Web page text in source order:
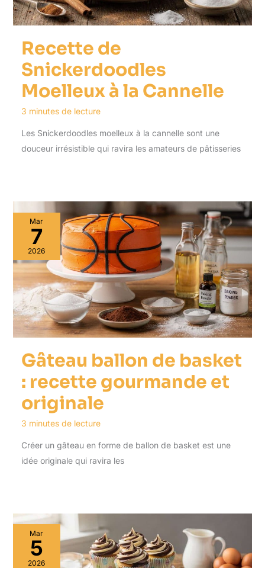
Recette de
Snickerdoodles
Moelleux à la Cannelle
3 minutes de lecture
Les Snickerdoodles moelleux à la cannelle sont une
douceur irrésistible qui ravira les amateurs de pâtisseries
Mar
7
2026
Gâteau ballon de basket
: recette gourmande et
originale
3 minutes de lecture
Créer un gâteau en forme de ballon de basket est une
idée originale qui ravira les
Mar
5
2026